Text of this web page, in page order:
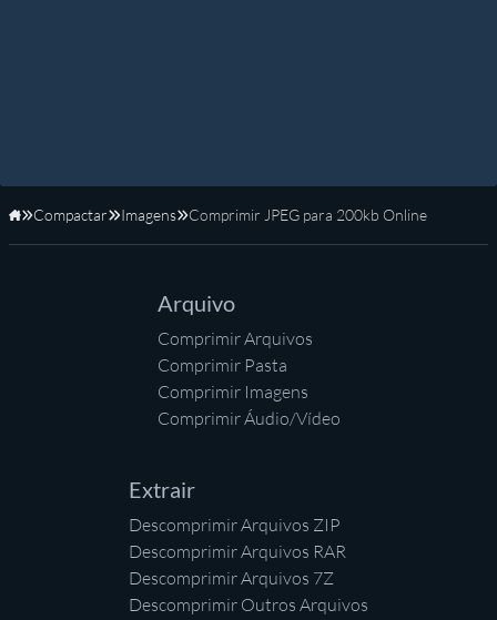
Início
Compactar Imagens Comprimir JPEG para 200kb Online
Arquivo
Comprimir Arquivos
Comprimir Pasta
Comprimir Imagens
Comprimir Áudio/Vídeo
Extrair
Descomprimir Arquivos ZIP
Descomprimir Arquivos RAR
Descomprimir Arquivos 7Z
Descomprimir Outros Arquivos